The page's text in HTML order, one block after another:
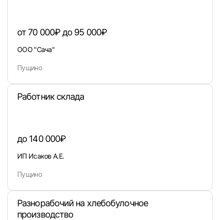
от 70 000₽ до 95 000₽
ООО "Сача"
Пущино
Работник склада
до 140 000₽
ИП Исаков А.Е.
Пущино
Разнорабочий на хлебобулочное
производство